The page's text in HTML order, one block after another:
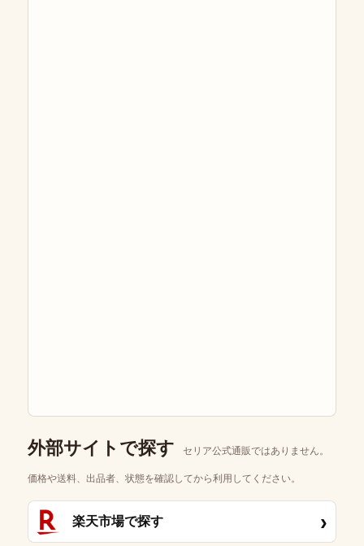
外部サイトで探す セリア公式通販ではありません。
価格や送料、出品者、状態を確認してから利用してください。
楽天市場で探す ›